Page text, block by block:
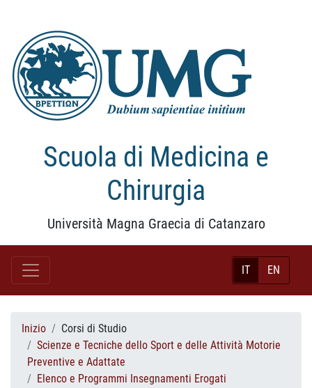
Scuola di Medicina e
Chirurgia
Università Magna Graecia di Catanzaro
IT EN
Inizio
Corsi di Studio
Scienze e Tecniche dello Sport e delle Attività Motorie
Preventive e Adattate
Elenco e Programmi Insegnamenti Erogati